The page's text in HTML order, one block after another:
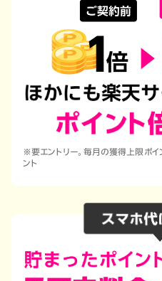
※要エントリー。毎月の獲得上限ポ
ント